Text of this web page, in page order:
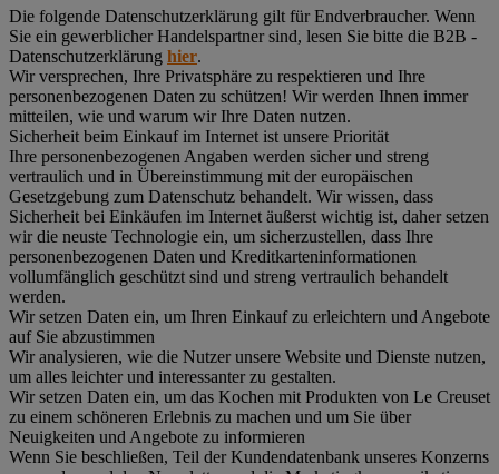
Die folgende Datenschutzerklärung gilt für Endverbraucher. Wenn
Sie ein gewerblicher Handelspartner sind, lesen Sie bitte die B2B -
Datenschutzerklärung hier.
Wir versprechen, Ihre Privatsphäre zu respektieren und Ihre
personenbezogenen Daten zu schützen! Wir werden Ihnen immer
mitteilen, wie und warum wir Ihre Daten nutzen.
Sicherheit beim Einkauf im Internet ist unsere Priorität
Ihre personenbezogenen Angaben werden sicher und streng
vertraulich und in Übereinstimmung mit der europäischen
Gesetzgebung zum Datenschutz behandelt. Wir wissen, dass
Sicherheit bei Einkäufen im Internet äußerst wichtig ist, daher setzen
wir die neuste Technologie ein, um sicherzustellen, dass Ihre
personenbezogenen Daten und Kreditkarteninformationen
vollumfänglich geschützt sind und streng vertraulich behandelt
werden.
Wir setzen Daten ein, um Ihren Einkauf zu erleichtern und Angebote
auf Sie abzustimmen
Wir analysieren, wie die Nutzer unsere Website und Dienste nutzen,
um alles leichter und interessanter zu gestalten.
Wir setzen Daten ein, um das Kochen mit Produkten von Le Creuset
zu einem schöneren Erlebnis zu machen und um Sie über
Neuigkeiten und Angebote zu informieren
Wenn Sie beschließen, Teil der Kundendatenbank unseres Konzerns